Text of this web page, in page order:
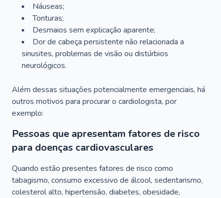
Náuseas;
Tonturas;
Desmaios sem explicação aparente;
Dor de cabeça persistente não relacionada a
sinusites, problemas de visão ou distúrbios
neurológicos.
Além dessas situações potencialmente emergenciais, há
outros motivos para procurar o cardiologista, por
exemplo:
Pessoas que apresentam fatores de risco
para doenças cardiovasculares
Quando estão presentes fatores de risco como
tabagismo, consumo excessivo de álcool, sedentarismo,
colesterol alto, hipertensão, diabetes, obesidade,